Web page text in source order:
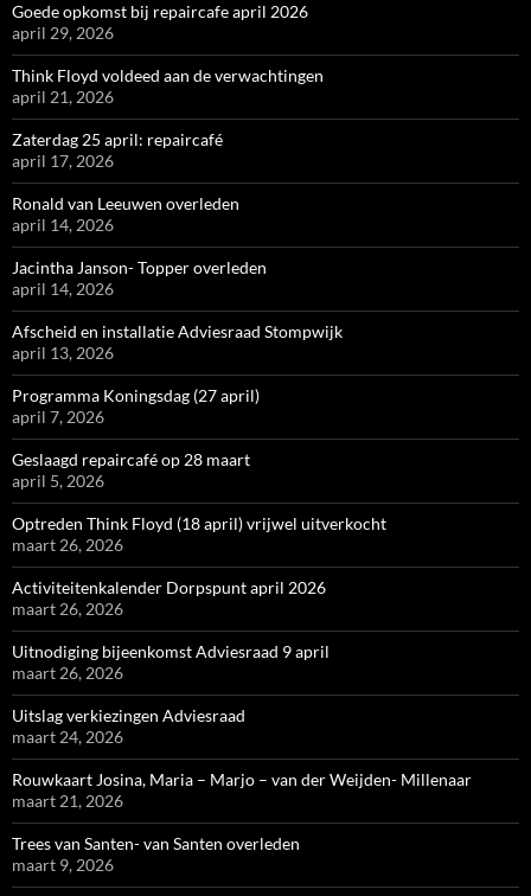
Goede opkomst bij repaircafe april 2026
april 29, 2026
Think Floyd voldeed aan de verwachtingen
april 21, 2026
Zaterdag 25 april: repaircafé
april 17, 2026
Ronald van Leeuwen overleden
april 14, 2026
Jacintha Janson- Topper overleden
april 14, 2026
Afscheid en installatie Adviesraad Stompwijk
april 13, 2026
Programma Koningsdag (27 april)
april 7, 2026
Geslaagd repaircafé op 28 maart
april 5, 2026
Optreden Think Floyd (18 april) vrijwel uitverkocht
maart 26, 2026
Activiteitenkalender Dorpspunt april 2026
maart 26, 2026
Uitnodiging bijeenkomst Adviesraad 9 april
maart 26, 2026
Uitslag verkiezingen Adviesraad
maart 24, 2026
Rouwkaart Josina, Maria – Marjo – van der Weijden- Millenaar
maart 21, 2026
Trees van Santen- van Santen overleden
maart 9, 2026